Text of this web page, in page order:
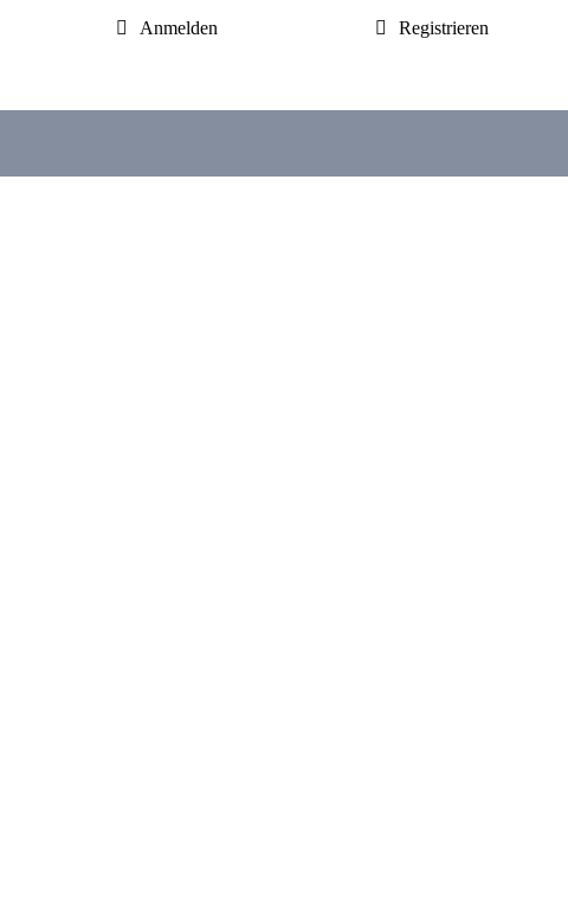
Anmelden Registrieren